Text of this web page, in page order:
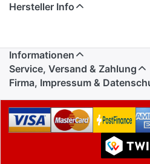
Hersteller Info
Informationen
Service, Versand & Zahlung
Firma, Impressum &